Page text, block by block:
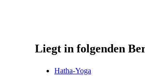
Liegt in folgenden
Hatha-Yoga